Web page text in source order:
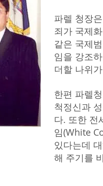
파렐 청장
죄가 국제
같은 국제
임을 강조
더할 나위
한편 파렐
척정신과
다. 또한 전
임(White
있다는데
해 주기를